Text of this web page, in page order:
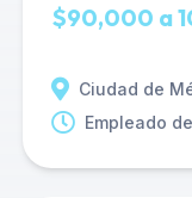
$90,000 a
Ciudad de
Empleado